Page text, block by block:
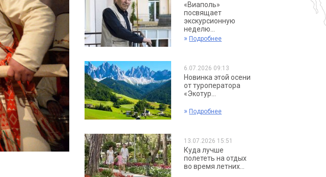
«Виаполь»
посвящает
экскурсионную
неделю...
» Подробнее
6.07.2026 09:13
Новинка этой осени
от туроператора
«Экотур...
» Подробнее
13.07.2026 15:51
Куда лучше
полететь на отдых
во время летних...